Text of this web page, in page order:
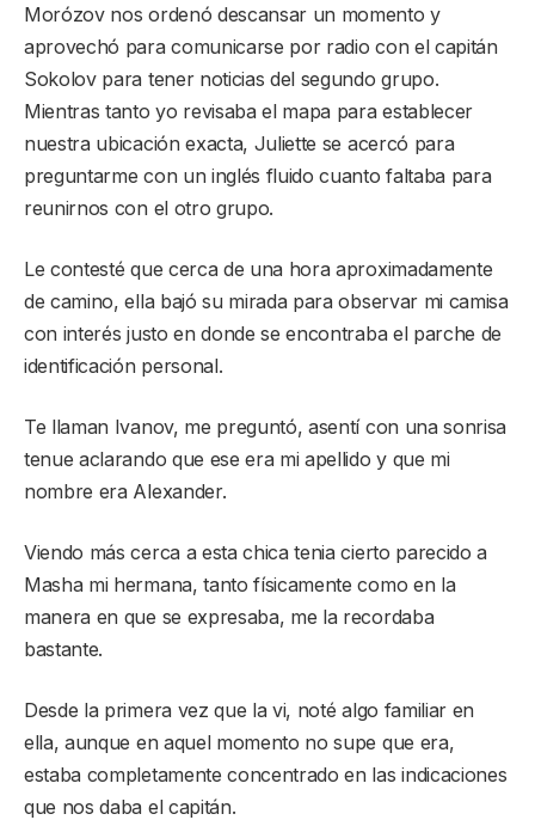
Morózov nos ordenó descansar un momento y
aprovechó para comunicarse por radio con el capitán
Sokolov para tener noticias del segundo grupo.
Mientras tanto yo revisaba el mapa para establecer
nuestra ubicación exacta, Juliette se acercó para
preguntarme con un inglés fluido cuanto faltaba para
reunirnos con el otro grupo.
Le contesté que cerca de una hora aproximadamente
de camino, ella bajó su mirada para observar mi camisa
con interés justo en donde se encontraba el parche de
identificación personal.
Te llaman Ivanov, me preguntó, asentí con una sonrisa
tenue aclarando que ese era mi apellido y que mi
nombre era Alexander.
Viendo más cerca a esta chica tenia cierto parecido a
Masha mi hermana, tanto físicamente como en la
manera en que se expresaba, me la recordaba
bastante.
Desde la primera vez que la vi, noté algo familiar en
ella, aunque en aquel momento no supe que era,
estaba completamente concentrado en las indicaciones
que nos daba el capitán.